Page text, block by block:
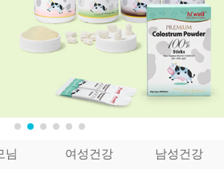
님 여성건강 남성건강